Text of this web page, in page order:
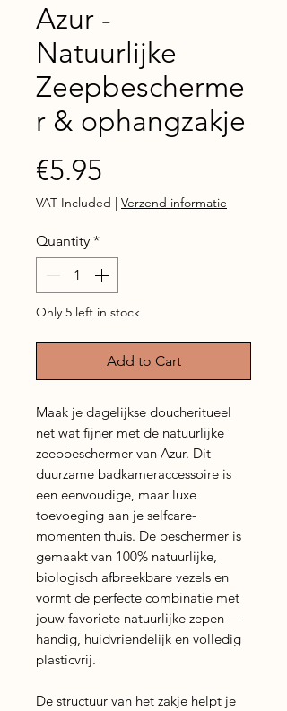
Azur -
Natuurlijke
Zeepbescherme
r & ophangzakje
€5.95
VAT Included | Verzend informatie
Quantity *
Only 5 left in stock
Add to Cart
Maak je dagelijkse doucheritueel
net wat fijner met de natuurlijke
zeepbeschermer van Azur. Dit
duurzame badkameraccessoire is
een eenvoudige, maar luxe
toevoeging aan je selfcare-
momenten thuis. De beschermer is
gemaakt van 100% natuurlijke,
biologisch afbreekbare vezels en
vormt de perfecte combinatie met
jouw favoriete natuurlijke zepen —
handig, huidvriendelijk en volledig
plasticvrij.
De structuur van het zakje helpt je